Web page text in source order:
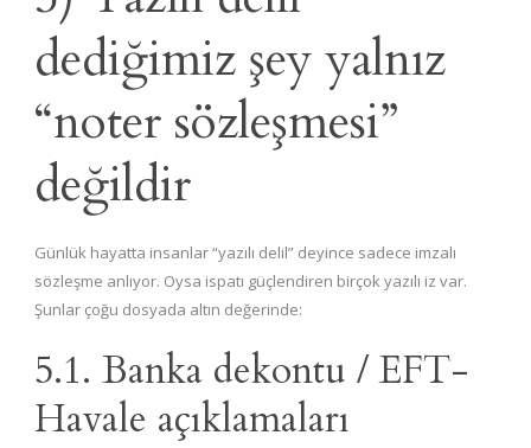
dediğimiz şey yalnız
“noter sözleşmesi”
değildir
Günlük hayatta insanlar “yazılı delil” deyince sadece imzalı
sözleşme anlıyor. Oysa ispatı güçlendiren birçok yazılı iz var.
Şunlar çoğu dosyada altın değerinde:
5.1. Banka dekontu / EFT-
Havale açıklamaları